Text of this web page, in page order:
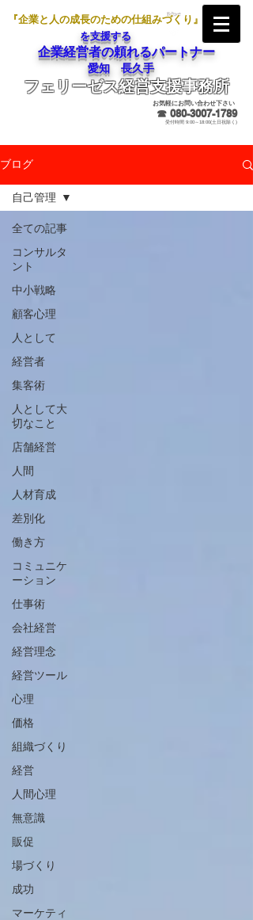
『企業と人の成長のための仕組みづくり』
を支援する
企業経営者の頼れるパートナー
愛知 長久手
フェリーゼス経営支援事務所
お気軽にお問い合わせ下さい
☎ 080-3007-1789
受付時間 9:00～18:00(土日祝除く)
ブログ
全ての記事
コンサルタ
ント
中小戦略
顧客心理
人として
経営者
集客術
人として大
切なこと
店舗経営
人間
人材育成
差別化
働き方
コミュニケ
ーション
仕事術
会社経営
経営理念
経営ツール
心理
価格
組織づくり
経営
人間心理
無意識
販促
場づくり
成功
マーケティ
自己管理